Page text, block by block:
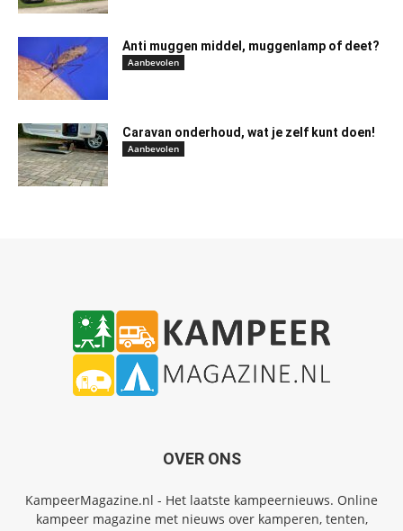
Anti muggen middel, muggenlamp of deet?
Aanbevolen
Caravan onderhoud, wat je zelf kunt doen!
Aanbevolen
OVER ONS
KampeerMagazine.nl - Het laatste kampeernieuws. Online
kampeer magazine met nieuws over kamperen, tenten,